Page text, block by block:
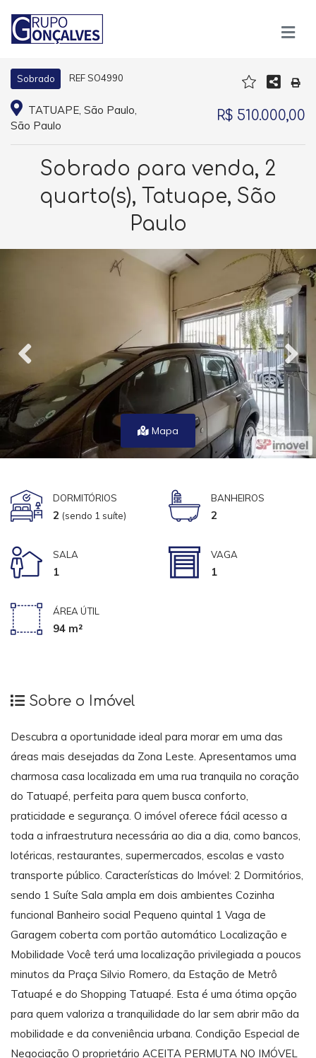
Sobrado REF SO4990
TATUAPE, São Paulo,
São Paulo
R$ 510.000,00
Sobrado para venda, 2
quarto(s), Tatuape, São
Paulo
Mapa
DORMITÓRIOS
2 (sendo 1 suíte)
BANHEIROS
2
SALA
1
VAGA
1
ÁREA ÚTIL
94 m²
Sobre o Imóvel
Descubra a oportunidade ideal para morar em uma das
áreas mais desejadas da Zona Leste. Apresentamos uma
charmosa casa localizada em uma rua tranquila no coração
do Tatuapé, perfeita para quem busca conforto,
praticidade e segurança. O imóvel oferece fácil acesso a
toda a infraestrutura necessária ao dia a dia, como bancos,
lotéricas, restaurantes, supermercados, escolas e vasto
transporte público. Características do Imóvel: 2 Dormitórios,
sendo 1 Suíte Sala ampla em dois ambientes Cozinha
funcional Banheiro social Pequeno quintal 1 Vaga de
Garagem coberta com portão automático Localização e
Mobilidade Você terá uma localização privilegiada a poucos
minutos da Praça Silvio Romero, da Estação de Metrô
Tatuapé e do Shopping Tatuapé. Esta é uma ótima opção
para quem valoriza a tranquilidade do lar sem abrir mão da
mobilidade e da conveniência urbana. Condição Especial de
Negociação O proprietário ACEITA PERMUTA NO IMÓVEL